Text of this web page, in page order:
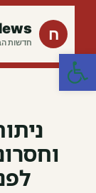
פתח סרגל נגישות
ח חדשות